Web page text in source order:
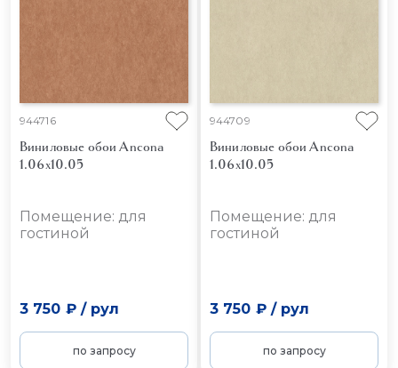
944716
Виниловые обои Ancona
1.06x10.05
Помещение: для
гостиной
3 750 ₽/ рул
по запросу
944709
Виниловые обои Ancona
1.06x10.05
Помещение: для
гостиной
3 750 ₽/ рул
по запросу